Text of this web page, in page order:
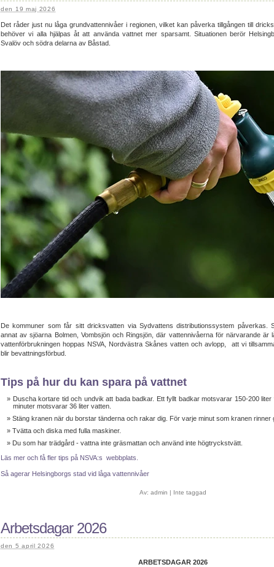
den 19 maj 2026
Det råder just nu låga grundvattennivåer i regionen, vilket kan påverka tillgången till
behöver vi alla hjälpas åt att använda vattnet mer sparsamt. Situationen berör
Svalöv och södra delarna av Båstad.
De kommuner som får sitt dricksvatten via Sydvattens distributionssystem påverkas.
annat av sjöarna Bolmen, Vombsjön och Ringsjön, där vattennivåerna för närvarande är
vattenförbrukningen hoppas NSVA, Nordvästra Skånes vatten och avlopp, att vi
blir bevattningsförbud.
Tips på hur du kan spara på vattnet
Duscha kortare tid och undvik att bada badkar. Ett fyllt badkar motsvarar 150-200
minuter motsvarar 36 liter vatten.
Stäng kranen när du borstar tänderna och rakar dig. För varje minut som kranen rinner
Tvätta och diska med fulla maskiner.
Du som har trädgård - vattna inte gräsmattan och använd inte högtryckstvätt.
Läs mer och få fler tips på NSVA:s webbplats.
Så agerar Helsingborgs stad vid låga vattennivåer
Av: admin Inte taggad
Arbetsdagar 2026
den 5 april 2026
ARBETSDAGAR 2026